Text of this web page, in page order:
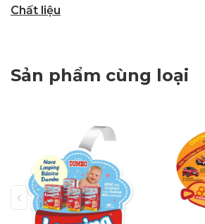
Chất liệu
Sản phẩm cùng loại